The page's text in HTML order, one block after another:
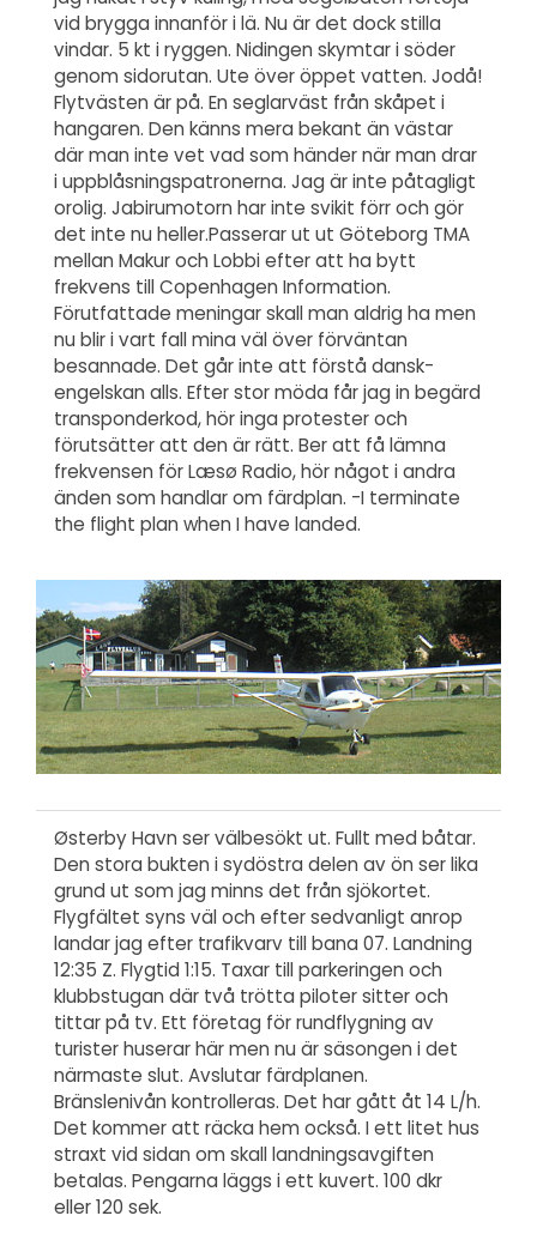
vid brygga innanför i lä. Nu är det dock stilla
vindar. 5 kt i ryggen. Nidingen skymtar i söder
genom sidorutan. Ute över öppet vatten. Jodå!
Flytvästen är på. En seglarväst från skåpet i
hangaren. Den känns mera bekant än västar
där man inte vet vad som händer när man drar
i uppblåsningspatronerna. Jag är inte påtagligt
orolig. Jabirumotorn har inte svikit förr och gör
det inte nu heller.Passerar ut ut Göteborg TMA
mellan Makur och Lobbi efter att ha bytt
frekvens till Copenhagen Information.
Förutfattade meningar skall man aldrig ha men
nu blir i vart fall mina väl över förväntan
besannade. Det går inte att förstå dansk-
engelskan alls. Efter stor möda får jag in begärd
transponderkod, hör inga protester och
förutsätter att den är rätt. Ber att få lämna
frekvensen för Læsø Radio, hör något i andra
änden som handlar om färdplan. -I terminate
the flight plan when I have landed.
Østerby Havn ser välbesökt ut. Fullt med båtar.
Den stora bukten i sydöstra delen av ön ser lika
grund ut som jag minns det från sjökortet.
Flygfältet syns väl och efter sedvanligt anrop
landar jag efter trafikvarv till bana 07. Landning
12:35 Z. Flygtid 1:15. Taxar till parkeringen och
klubbstugan där två trötta piloter sitter och
tittar på tv. Ett företag för rundflygning av
turister huserar här men nu är säsongen i det
närmaste slut. Avslutar färdplanen.
Bränslenivån kontrolleras. Det har gått åt 14 L/h.
Det kommer att räcka hem också. I ett litet hus
straxt vid sidan om skall landningsavgiften
betalas. Pengarna läggs i ett kuvert. 100 dkr
eller 120 sek.